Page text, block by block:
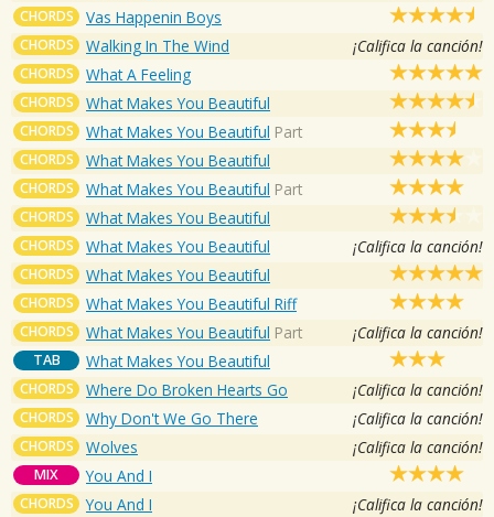
CHORDS Vas Happenin Boys
CHORDS Walking In The Wind ¡Califica la canción!
CHORDS What A Feeling
CHORDS What Makes You Beautiful
CHORDS What Makes You Beautiful Part
CHORDS What Makes You Beautiful
CHORDS What Makes You Beautiful Part
CHORDS What Makes You Beautiful
CHORDS What Makes You Beautiful ¡Califica la canción!
CHORDS What Makes You Beautiful
CHORDS What Makes You Beautiful Riff
CHORDS What Makes You Beautiful Part ¡Califica la canción!
TAB What Makes You Beautiful
CHORDS Where Do Broken Hearts Go ¡Califica la canción!
CHORDS Why Don't We Go There ¡Califica la canción!
CHORDS Wolves ¡Califica la canción!
MIX You And I
CHORDS You And I ¡Califica la canción!